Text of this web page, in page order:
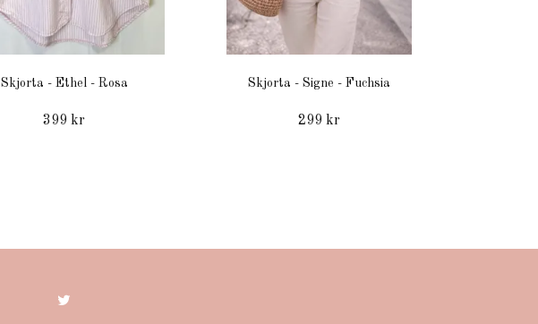
Skjorta - Ethel - Rosa
399 kr
Skjorta - Signe - Fuchsia
299 kr